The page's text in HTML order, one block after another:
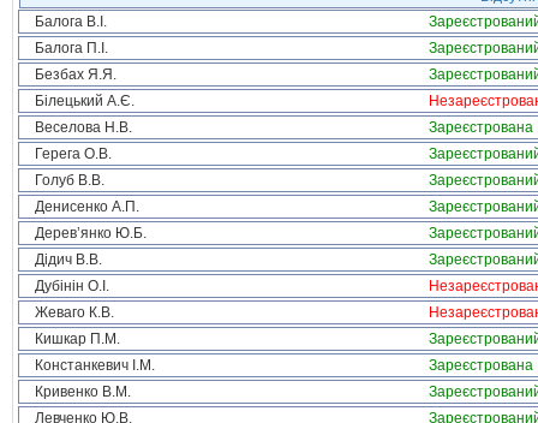
Балога В.І.
Балога П.І.
Безбах Я.Я.
Білецький А.Є.
Веселова Н.В.
Зареєстрована
Герега О.В.
Голуб В.В.
Денисенко А.П.
Дерев’янко Ю.Б.
Дідич В.В.
Дубінін О.І.
Жеваго К.В.
Кишкар П.М.
Констанкевич І.М.
Зареєстрована
Кривенко В.М.
Левченко Ю.В.